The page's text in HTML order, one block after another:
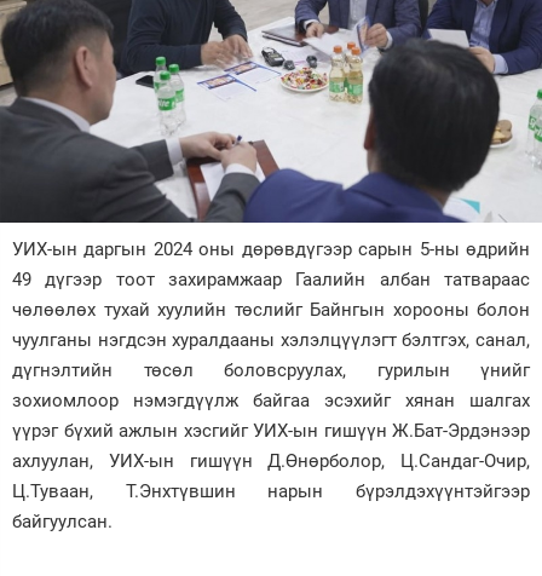
Спорт
Нийгэм
Дэлхий
Энтертайнмэнт
УИХ-ын даргын 2024 оны дөрөвдүгээр сарын 5-ны өдрийн
49 дүгээр тоот захирамжаар Гаалийн албан татвараас
чөлөөлөх тухай хуулийн төслийг Байнгын хорооны болон
чуулганы нэгдсэн хуралдааны хэлэлцүүлэгт бэлтгэх, санал,
дүгнэлтийн төсөл боловсруулах, гурилын үнийг
зохиомлоор нэмэгдүүлж байгаа эсэхийг хянан шалгах
үүрэг бүхий ажлын хэсгийг УИХ-ын гишүүн Ж.Бат-Эрдэнээр
ахлуулан, УИХ-ын гишүүн Д.Өнөрболор, Ц.Сандаг-Очир,
Ц.Туваан, Т.Энхтүвшин нарын бүрэлдэхүүнтэйгээр
байгуулсан.